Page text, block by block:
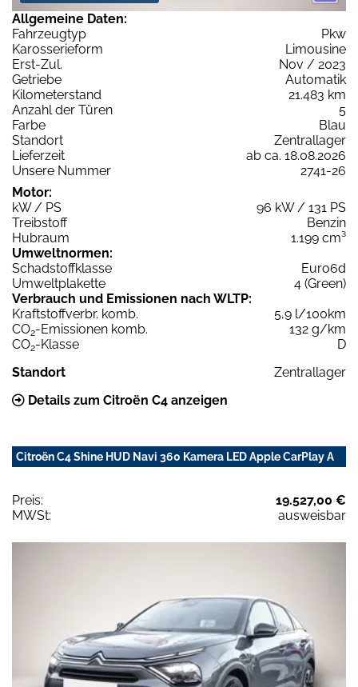
Allgemeine Daten:
Fahrzeugtyp
Pkw
Karosserieform
Limousine
Erst-Zul.
Nov / 2023
Getriebe
Automatik
Kilometerstand
21.483 km
Anzahl der Türen
5
Farbe
Blau
Standort
Zentrallager
Lieferzeit
ab ca. 18.08.2026
Unsere Nummer
2741-26
Motor:
kW / PS
96 kW / 131 PS
Treibstoff
Benzin
Hubraum
1.199 cm³
Umweltnormen:
Schadstoffklasse
Euro6d
Umweltplakette
4 (Green)
Verbrauch und Emissionen nach WLTP:
Kraftstoffverbr. komb.
5,9 l/100km
CO2-Emissionen komb.
132 g/km
CO2-Klasse
D
Standort
Zentrallager
Details zum Citroën C4 anzeigen
Citroën C4 Shine HUD Navi 360 Kamera LED Apple CarPlay A
Preis:
19.527,00 €
MWSt:
ausweisbar